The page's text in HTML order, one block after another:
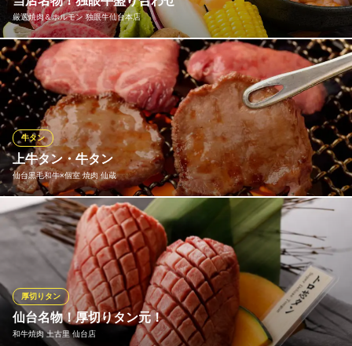
仙台焼肉ホルモン 虎まる 朝市総本店
A5ランク仙台牛で焼肉
仙台市営地下鉄南北線仙台駅 徒歩3分
宮城県仙台市青葉区中央4-3-20
厳選焼肉＆ホルモン 独眼牛仙台本店
当店の名物メニューになります。男性のお客様はもちろんのこ
と、女性のお客様からのご注文も多い当店の看板メニューとなっ
ております。一皿で約2～3人前でご料金は3,850円です。独眼牛へ
お越しの際は是非1度ご注文ください♪
厳選焼肉＆ホルモン 独眼牛仙台本店
和牛炭火焼肉 ホルモン
ＪＲ仙台駅東口 徒歩4分
宮城県仙台市宮城野区榴岡2-3-16 2F
上牛タン・牛タン
仙台黒毛和牛×個室 焼肉 仙蔵
牛タン
薄切りにして、さっぱりとした「梅だれ」との相性抜群。 仙台観
光にいらっしゃった方にもオススメしたい上質な牛タンとなりま
す。
仙台黒毛和牛×個室 焼肉 仙蔵
隠れ家×個室×焼肉
仙台市営地下鉄南北線広瀬通駅西5番出口 徒歩5分
宮城県仙台市青葉区国分町2-1-20 うめはらビル3F
仙台名物！厚切りタン元！
和牛焼肉 土古里 仙台店
厚切りタン